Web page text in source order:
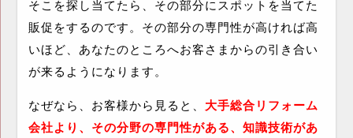
そこを探し当てたら、その部分にスポットを当てた
販促をするのです。その部分の専門性が高ければ高
いほど、あなたのところへお客さまからの引き合い
が来るようになります。
なぜなら、お客様から見ると、 大手総合リフォーム
会社より、その分野の専門性がある、知識技術があ